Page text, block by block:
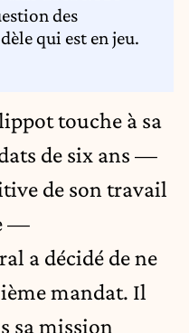
des
qui est en jeu.
touche à sa
de six ans —
de son travail
—
a décidé de ne
mandat. Il
sa mission